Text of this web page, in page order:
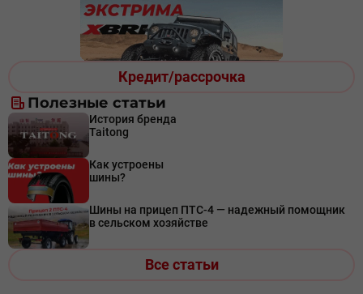
Кредит/рассрочка
Полезные статьи
История бренда
Taitong
Как устроены
шины?
Шины на прицеп ПТС-4 — надежный помощник
в сельском хозяйстве
Все статьи